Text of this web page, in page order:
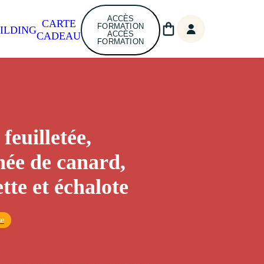
CARTE
CADEAU
ACCÈS
FORMATION
ACCÈS
FORMATION
de canard,
et échalote